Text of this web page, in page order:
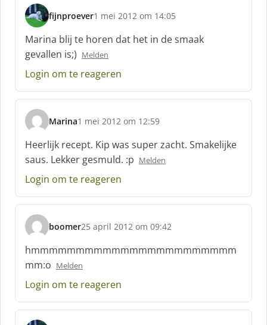
fijnproever
s
c
h
r
e
f
1 mei 2012 om 14:05
Marina blij te horen dat het in de smaak
gevallen is;) Melden
Login om te reageren
Marina
s
c
h
r
e
f
1 mei 2012 om 12:59
Heerlijk recept. Kip was super zacht. Smakelijke
saus. Lekker gesmuld. :p Melden
Login om te reageren
boomer
s
c
h
r
e
f
25 april 2012 om 09:42
hmmmmmmmmmmmmmmmmmmmmmmm
mm:o Melden
Login om te reageren